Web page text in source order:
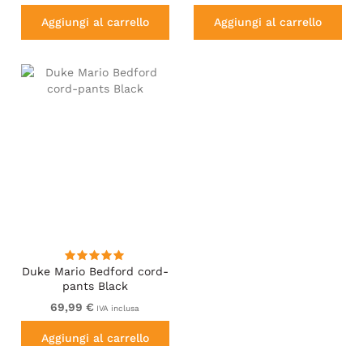
Aggiungi al carrello Aggiungi al carrello
Duke Mario Bedford cord-
pants Black
69,99 € IVA inclusa
Aggiungi al carrello